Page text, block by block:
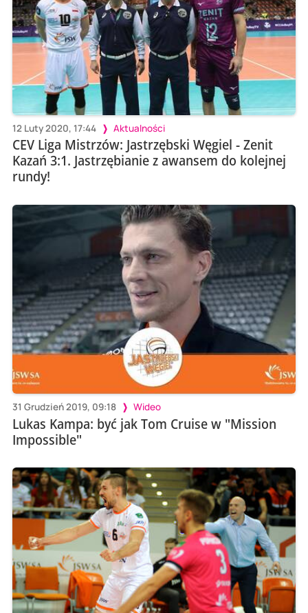
12 Luty 2020, 17:44 Aktualności
CEV Liga Mistrzów: Jastrzębski Węgiel - Zenit
Kazań 3:1. Jastrzębianie z awansem do kolejnej
rundy!
31 Grudzień 2019, 09:18 Wideo
Lukas Kampa: być jak Tom Cruise w "Mission
Impossible"